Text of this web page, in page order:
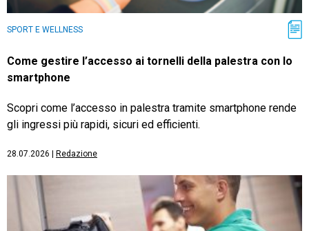
SPORT E WELLNESS
Come gestire l’accesso ai tornelli della palestra con lo
smartphone
Scopri come l’accesso in palestra tramite smartphone rende
gli ingressi più rapidi, sicuri ed efficienti.
28.07.2026 Redazione